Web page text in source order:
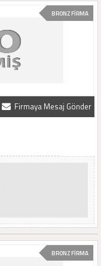
BRONZ FİRMA
Firmaya Mesaj Gönder
BRONZ FİRMA